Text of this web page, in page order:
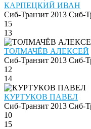
КАРПЕЦКИЙ ИВАН
Сиб-Транзит 2013 Сиб-
15
13
ТОЛМАЧЁВ АЛЕКСЕЙ
Сиб-Транзит 2013 Сиб-
12
14
КУРТУКОВ ПАВЕЛ
Сиб-Транзит 2013 Сиб-
10
15